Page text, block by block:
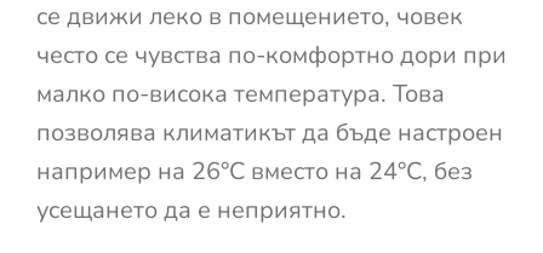
се движи леко в помещението, човек
често се чувства по-комфортно дори при
малко по-висока температура. Това
позволява климатикът да бъде настроен
например на 26°C вместо на 24°C, без
усещането да е неприятно.